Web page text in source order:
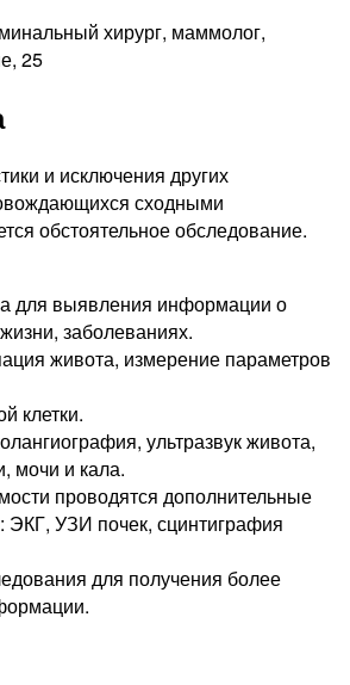
хирург, маммолог,
25
и исключения других
сходными
обстоятельное обследование.
для выявления информации о
заболеваниях.
живота, измерение параметров
клетки.
ультразвук живота,
мочи и кала.
проводятся дополнительные
ЭКГ, УЗИ почек, сцинтиграфия
для получения более